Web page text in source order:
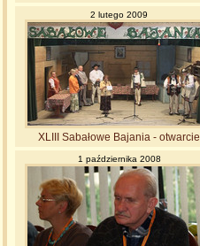
2 lutego 2009
XLIII Sabałowe Bajania - otwarcie
1 października 2008